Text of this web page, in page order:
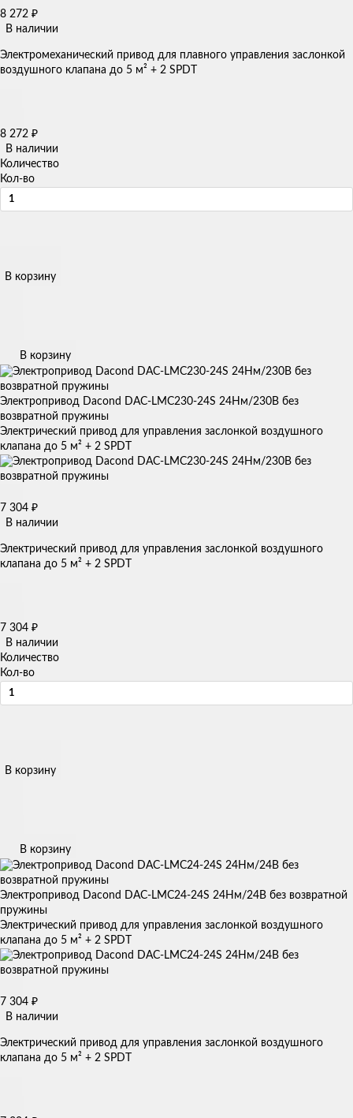
8 272 ₽
В наличии
Электромеханический привод для плавного управления заслонкой
воздушного клапана до 5 м² + 2 SPDT
8 272 ₽
В наличии
Количество
Кол-во
В корзину
В корзину
Электропривод Dacond DAC-LMC230-24S 24Нм/230В без
возвратной пружины
Электрический привод для управления заслонкой воздушного
клапана до 5 м² + 2 SPDT
7 304 ₽
В наличии
Электрический привод для управления заслонкой воздушного
клапана до 5 м² + 2 SPDT
7 304 ₽
В наличии
Количество
Кол-во
В корзину
В корзину
Электропривод Dacond DAC-LMC24-24S 24Нм/24В без возвратной
пружины
Электрический привод для управления заслонкой воздушного
клапана до 5 м² + 2 SPDT
7 304 ₽
В наличии
Электрический привод для управления заслонкой воздушного
клапана до 5 м² + 2 SPDT